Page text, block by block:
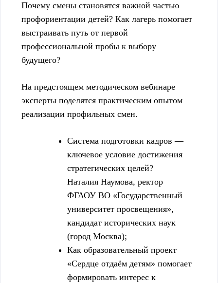
Почему смены становятся важной частью
профориентации детей? Как лагерь помогает
выстраивать путь от первой
профессиональной пробы к выбору
будущего?
На предстоящем методическом вебинаре
эксперты поделятся практическим опытом
реализации профильных смен.
Система подготовки кадров —
ключевое условие достижения
стратегических целей?
Наталия Наумова, ректор
ФГАОУ ВО «Государственный
университет просвещения»,
кандидат исторических наук
(город Москва);
Как образовательный проект
«Сердце отдаём детям» помогает
формировать интерес к